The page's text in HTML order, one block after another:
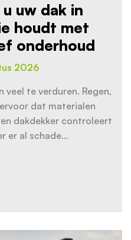
uw dak in
houdt met
onderhoud
2026
veel te verduren. Regen,
dat materialen
dakdekker controleert
er al schade…